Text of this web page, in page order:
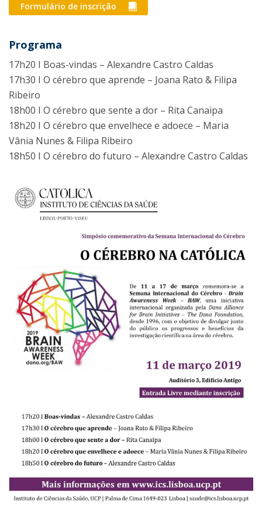
Formulário de inscrição
Programa
17h20 I Boas-vindas – Alexandre Castro Caldas
17h30 I O cérebro que aprende – Joana Rato & Filipa
Ribeiro
18h00 I O cérebro que sente a dor – Rita Canaipa
18h20 I O cérebro que envelhece e adoece – Maria
Vânia Nunes & Filipa Ribeiro
18h50 I O cérebro do futuro – Alexandre Castro Caldas